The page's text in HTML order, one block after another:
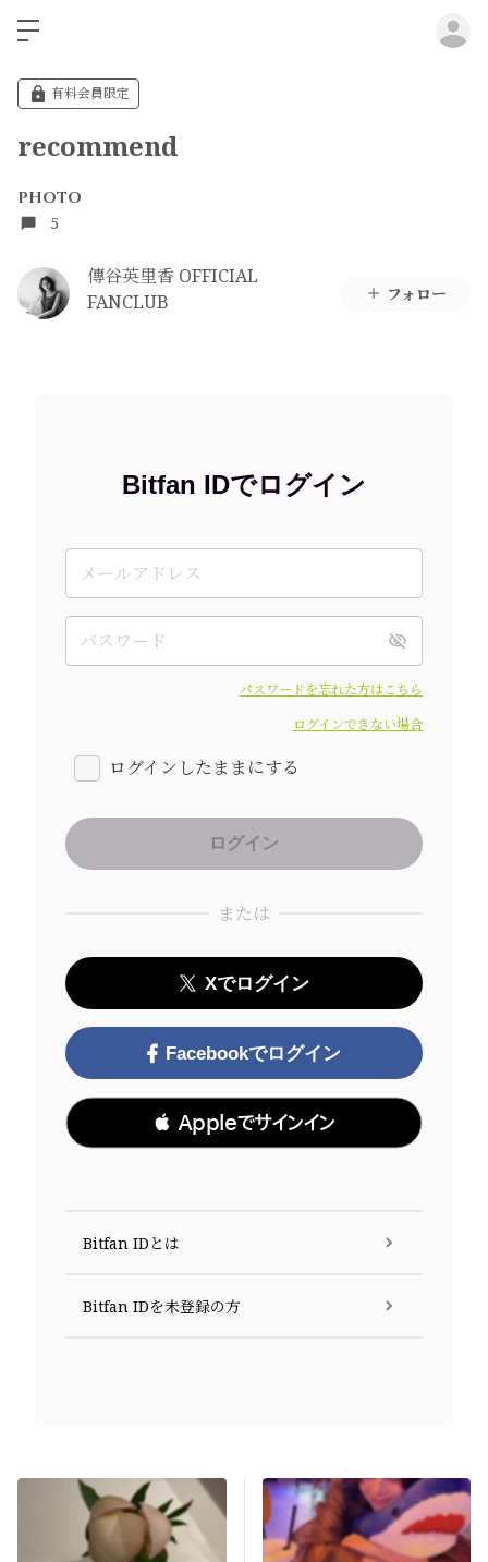
有料会員限定
recommend
PHOTO
5
傳谷英里香 OFFICIAL
FANCLUB
フォロー
Bitfan IDでログイン
パスワードを忘れた方はこちら
ログインできない場合
ログインしたままにする
または
Xでログイン
Facebookでログイン
 Appleでサインイン
Bitfan IDとは
Bitfan IDを未登録の方